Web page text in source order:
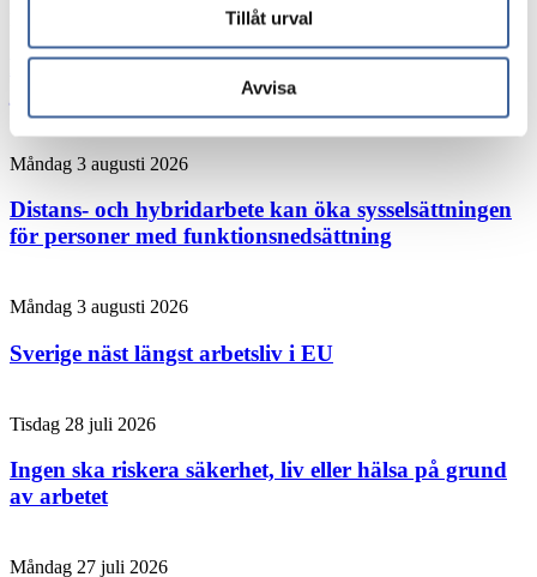
Tillåt urval
Avvisa
Forskaren: Den här chefsvanan kan rädda liv på
Måndag 3 augusti 2026
Distans- och hybridarbete kan öka sysselsättningen
för personer med funktionsnedsättning
Måndag 3 augusti 2026
Sverige näst längst arbetsliv i EU
Tisdag 28 juli 2026
Ingen ska riskera säkerhet, liv eller hälsa på grund
av arbetet
Måndag 27 juli 2026